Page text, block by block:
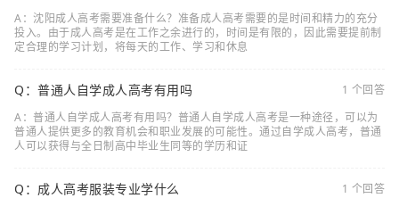
A：沈阳成人高考需要准备什么？准备成人高考需要的是时间和精力的充分
投入。由于成人高考是在工作之余进行的，时间是有限的，因此需要提前制
定合理的学习计划，将每天的工作、学习和休息
Q：普通人自学成人高考有用吗
1 个回答
A：普通人自学成人高考有用吗？普通人自学成人高考是一种途径，可以为
普通人提供更多的教育机会和职业发展的可能性。通过自学成人高考，普通
人可以获得与全日制高中毕业生同等的学历和证
Q：成人高考服装专业学什么
1 个回答